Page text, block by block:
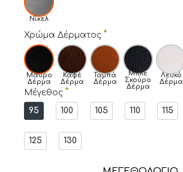
Νίκελ
Χρώμα Δέρματος
Μαύρο
Δέρμα
Καφέ
Δέρμα
Ταμπά
Δέρμα
Μπλε
Σκούρο
Δέρμα
Λευκό
Δέρμα
Μέγεθος
95
100 105 110 115
125 130